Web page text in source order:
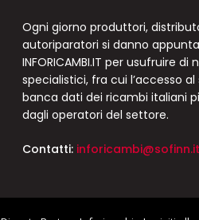
Ogni giorno produttori,
autoriparatori si danno
INFORICAMBI.IT per usufruire di
specialistici, fra cui l’accesso
banca dati dei ricambi italiani
dagli operatori del settore.
Contatti: inforicambi@sofinn.it